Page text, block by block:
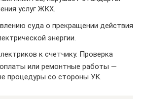
услуг ЖКХ.
суда о прекращении действия
энергии.
к счетчику. Проверка
или ремонтные работы —
процедуры со стороны УК.